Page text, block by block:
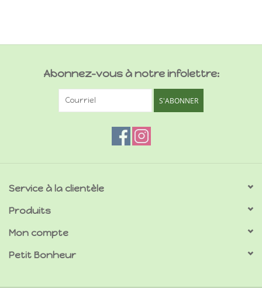
Abonnez-vous à notre infolettre:
S'ABONNER
Service à la clientèle
Produits
Mon compte
Petit Bonheur